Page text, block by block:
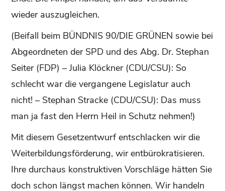
wieder auszugleichen.
(Beifall beim BÜNDNIS 90/DIE GRÜNEN sowie bei
Abgeordneten der SPD und des Abg. Dr. Stephan
Seiter (FDP) – Julia Klöckner (CDU/CSU): So
schlecht war die vergangene Legislatur auch
nicht! – Stephan Stracke (CDU/CSU): Das muss
man ja fast den Herrn Heil in Schutz nehmen!)
Mit diesem Gesetzentwurf entschlacken wir die
Weiterbildungsförderung, wir entbürokratisieren.
Ihre durchaus konstruktiven Vorschläge hätten Sie
doch schon längst machen können. Wir handeln